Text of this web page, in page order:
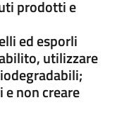
prodotti e
ed esporli
utilizzare
non creare